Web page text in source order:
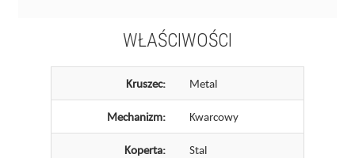
WŁAŚCIWOŚCI
Kruszec: Metal
Mechanizm: Kwarcowy
Koperta: Stal